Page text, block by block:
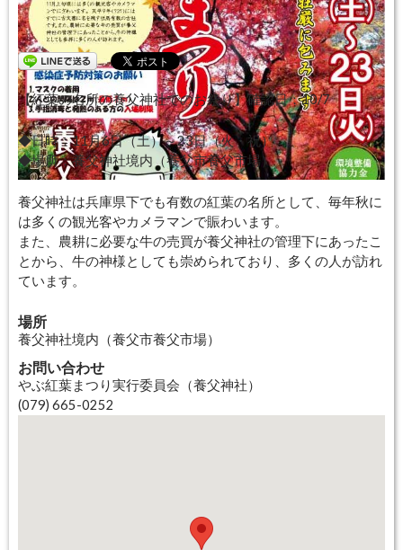
開催日：
2021年11月06日〜2021年11月23日終了しました
【紅葉の名所の養父神社でのお祭り】確認日：10/7
◆日時：11月6日（土）～23日（火・祝）
◆場所：養父神社境内（養父市養父市場）
養父神社は兵庫県下でも有数の紅葉の名所として、毎年秋に
は多くの観光客やカメラマンで賑わいます。
また、農耕に必要な牛の売買が養父神社の管理下にあったこ
とから、牛の神様としても崇められており、多くの人が訪れ
ています。
場所
養父神社境内（養父市養父市場）
お問い合わせ
やぶ紅葉まつり実行委員会（養父神社）
(079) 665-0252